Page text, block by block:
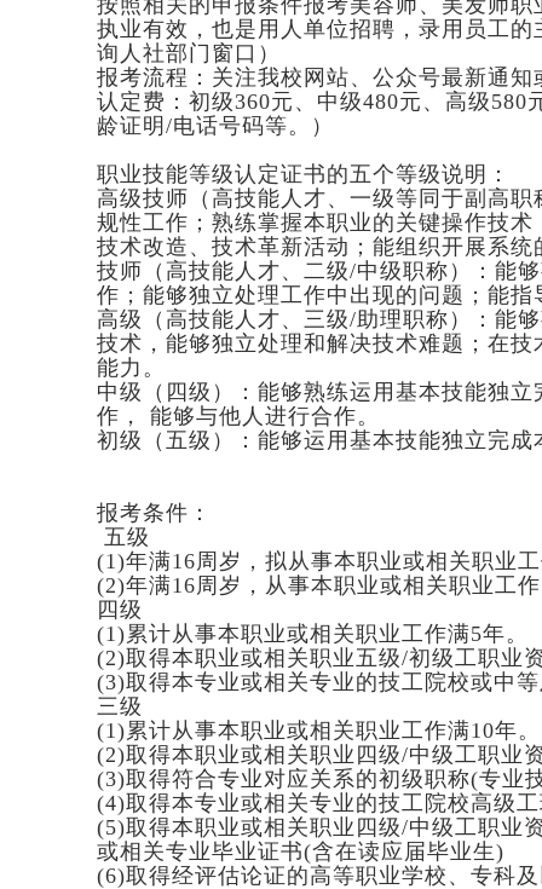
按照相关的申报条件报考美容师、美发师
执业有效，也是用人单位招聘，录用员工
询人社部门窗口）
报考流程：关注我校网站、公众号最新通
认定费：初级360元、中级480元、高级
龄证明/电话号码等。）
职业技能等级认定证书的五个等级说明：
高级技师（高技能人才、一级等同于副高
规性工作；熟练掌握本职业的关键操作技
技术改造、技术革新活动；能组织开展系
技师（高技能人才、二级/中级职称）：能
作；能够独立处理工作中出现的问题；能
高级（高技能人才、三级/助理职称）：能
技术，能够独立处理和解决技术难题；在
能力。
中级（四级）：能够熟练运用基本技能独
作， 能够与他人进行合作。
初级（五级）：能够运用基本技能独立完
报考条件：
五级
(1)年满16周岁，拟从事本职业或相关职业
(2)年满16周岁，从事本职业或相关职业工
四级
(1)累计从事本职业或相关职业工作满5年。
(2)取得本职业或相关职业五级/初级工职业
(3)取得本专业或相关专业的技工院校或中
三级
(1)累计从事本职业或相关职业工作满10年。
(2)取得本职业或相关职业四级/中级工职业
(3)取得符合专业对应关系的初级职称(专业
(4)取得本专业或相关专业的技工院校高级
(5)取得本职业或相关职业四级/中级工职业
或相关专业毕业证书(含在读应届毕业生)
(6)取得经评估论证的高等职业学校、专科